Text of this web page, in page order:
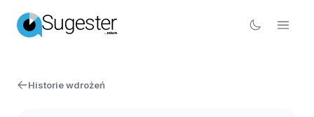
Historie wdrożeń